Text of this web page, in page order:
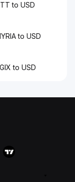
to USD
to USD
to USD